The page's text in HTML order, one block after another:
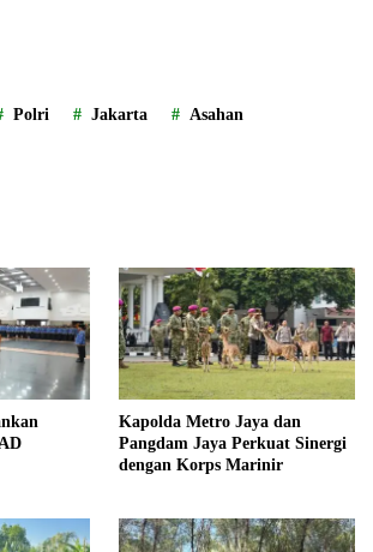
Polri Jakarta Asahan
Kapolda Metro Jaya dan
Pangdam Jaya Perkuat Sinergi
dengan Korps Marinir